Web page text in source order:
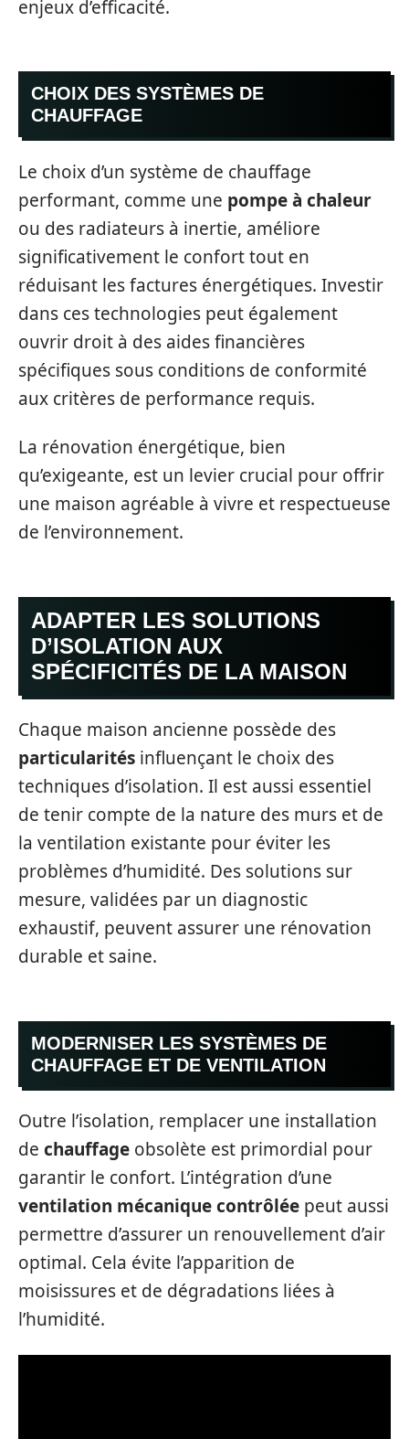
enjeux d’efficacité.
CHOIX DES SYSTÈMES DE
CHAUFFAGE
Le choix d’un système de chauffage
performant, comme une pompe à chaleur
ou des radiateurs à inertie, améliore
significativement le confort tout en
réduisant les factures énergétiques. Investir
dans ces technologies peut également
ouvrir droit à des aides financières
spécifiques sous conditions de conformité
aux critères de performance requis.
La rénovation énergétique, bien
qu’exigeante, est un levier crucial pour offrir
une maison agréable à vivre et respectueuse
de l’environnement.
ADAPTER LES SOLUTIONS
D’ISOLATION AUX
SPÉCIFICITÉS DE LA MAISON
Chaque maison ancienne possède des
particularités influençant le choix des
techniques d’isolation. Il est aussi essentiel
de tenir compte de la nature des murs et de
la ventilation existante pour éviter les
problèmes d’humidité. Des solutions sur
mesure, validées par un diagnostic
exhaustif, peuvent assurer une rénovation
durable et saine.
MODERNISER LES SYSTÈMES DE
CHAUFFAGE ET DE VENTILATION
Outre l’isolation, remplacer une installation
de chauffage obsolète est primordial pour
garantir le confort. L’intégration d’une
ventilation mécanique contrôlée peut aussi
permettre d’assurer un renouvellement d’air
optimal. Cela évite l’apparition de
moisissures et de dégradations liées à
l’humidité.